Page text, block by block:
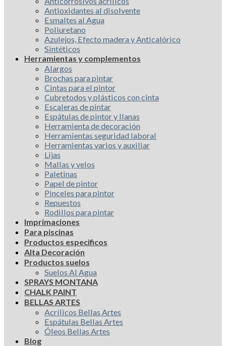
Antioxidantes al disolvente
Esmaltes al Agua
Poliuretano
Azulejos, Efecto madera y Anticalórico
Sintéticos
Herramientas y complementos
Alargos
Brochas para pintar
Cintas para el pintor
Cubretodos y plásticos con cinta
Escaleras de pintar
Espátulas de pintor y llanas
Herramienta de decoración
Herramientas seguridad laboral
Herramientas varios y auxiliar
Lijas
Mallas y velos
Paletinas
Papel de pintor
Pinceles para pintor
Repuestos
Rodillos para pintar
Imprimaciones
Para piscinas
Productos especificos
Alta Decoración
Productos suelos
Suelos Al Agua
SPRAYS MONTANA
CHALK PAINT
BELLAS ARTES
Acrílicos Bellas Artes
Espátulas Bellas Artes
Óleos Bellas Artes
Blog